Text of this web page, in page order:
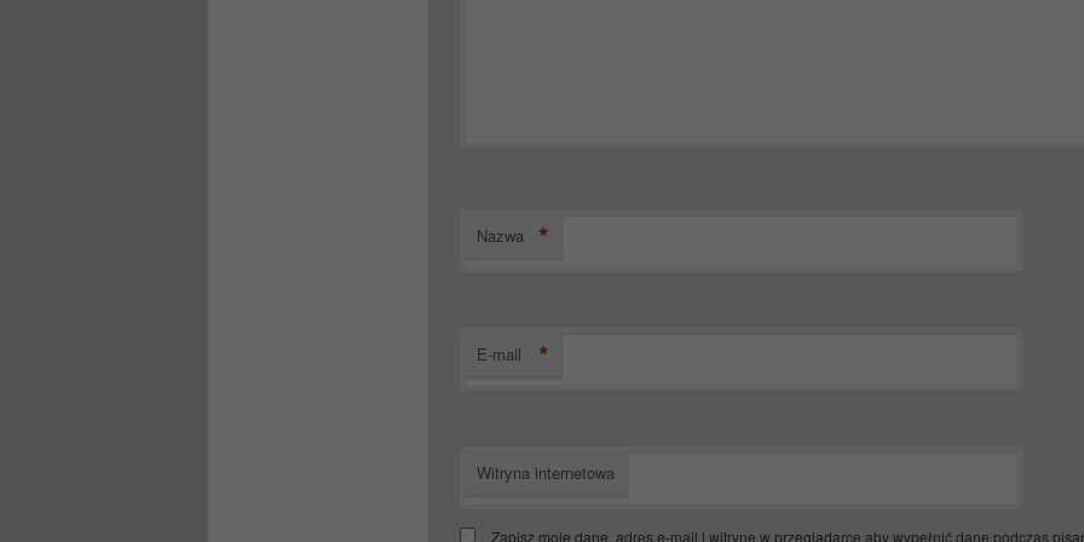
Nazwa *
E-mail *
Witryna internetowa
Zapisz moje dane, adres e-mail i witrynę w przeglądarce aby wypełnić dane podczas